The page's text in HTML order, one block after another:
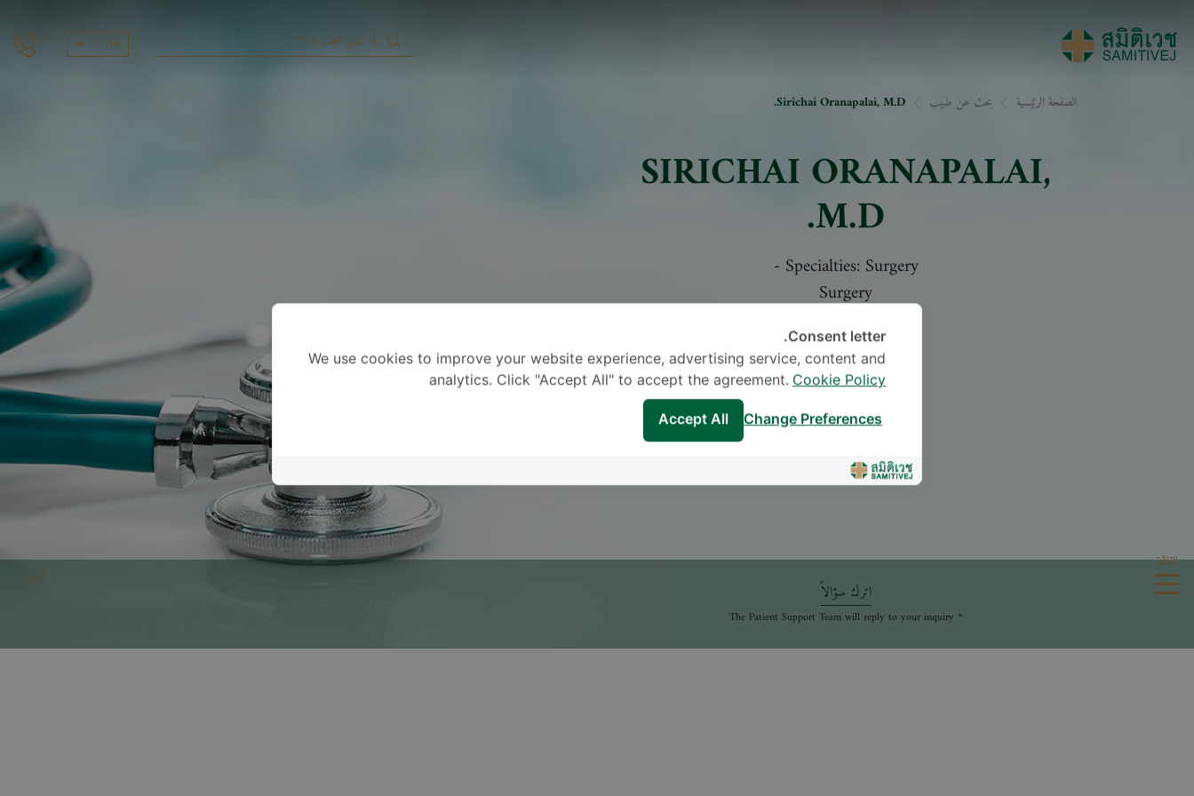
AR
القائمة
الصفحة الرئيسية بحث عن طبيب Sirichai Oranapalai, M.D.
SIRICHAI ORANAPALAI,
M.D.
Specialties: Surgery
-
Surgery
اترك سؤالاً
* The Patient Support Team will reply to your inquiry
تمرير
Consent letter.
We use cookies to improve your website experience, advertising service, content and
analytics. Click "Accept All" to accept the agreement. Cookie Policy
Accept All Change Preferences